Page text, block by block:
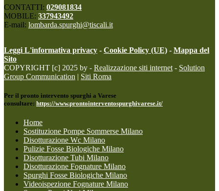
CONTATTI: 029081834
MOBILE: 337943492
E-mail: lombarda.spurghi@tiscali.it
Leggi L'informativa privacy - Cookie Policy (UE) - Mappa del
Sito
COPYRIGHT [c] 2025 by - Realizzazione siti internet - Solution
Group Communication | Siti Roma
Per il pronto intervento spurghi a Varese
consultare: https://www.prontointerventospurghivarese.it/
Home
Sostituzione Pompe Sommerse Milano
Disotturazione Wc Milano
Pulizie Fosse Biologiche Milano
Disotturazione Tubi Milano
Disotturazione Fognature Milano
Spurghi Fosse Biologiche Milano
Videoispezione Fognature Milano